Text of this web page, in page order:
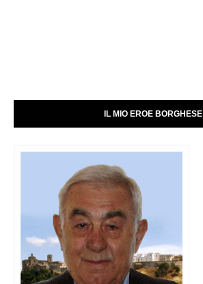
IL MIO EROE BORGHESE